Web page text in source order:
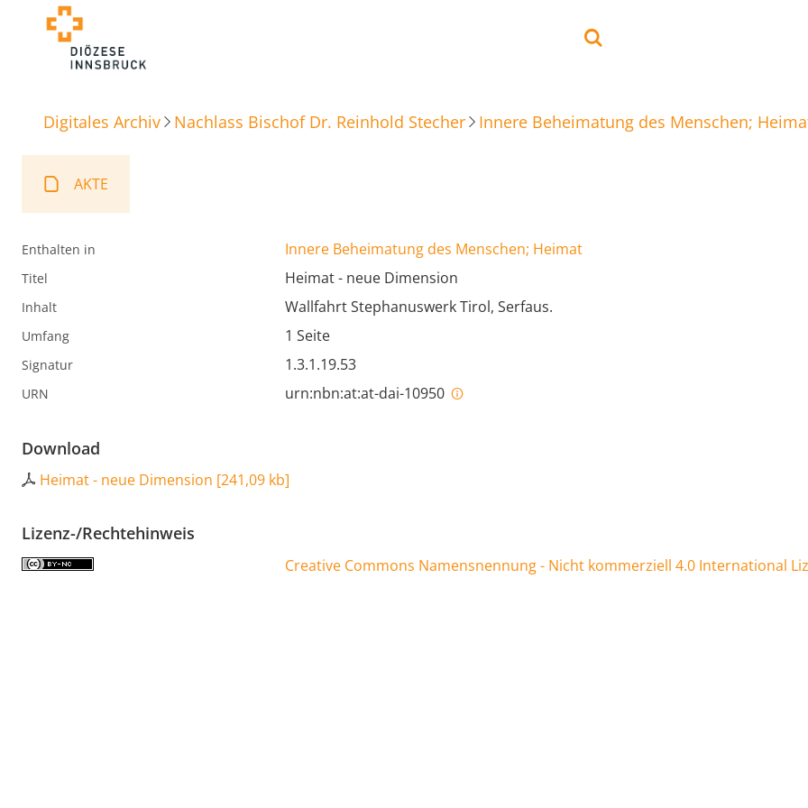
Digitales Archiv Nachlass Bischof Dr. Reinhold Stecher Innere Beheimatung des Menschen;
AKTE
Enthalten in Innere Beheimatung des Menschen; Heimat
Titel Heimat - neue Dimension
Inhalt Wallfahrt Stephanuswerk Tirol, Serfaus.
Umfang 1 Seite
Signatur 1.3.1.19.53
URN urn:nbn:at:at-dai-10950
Download
Heimat - neue Dimension [241,09 kb]
Lizenz-/Rechtehinweis
Creative Commons Namensnennung - Nicht kommerziell 4.0 International